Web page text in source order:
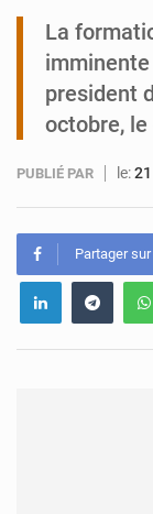
La
president
octobre,
PUBLIÉ PAR le:
Partager